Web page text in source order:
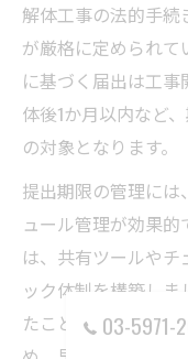
解体工事の法的手
が厳格に定められて
に基づく届出は工
体後1か月以内など
の対象となります。
提出期限の管理に
ュール管理が効果
は、共有ツールやチ
ック体制を構築し
たことで工事の遅
03-5971-